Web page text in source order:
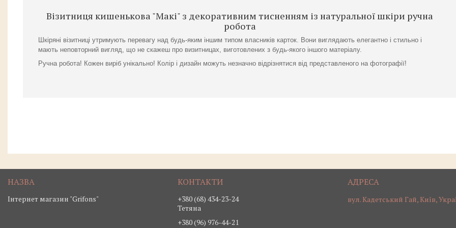
Візитниця кишенькова "Макі" з декоративним тисненням із натуральної шкіри ручна
робота
Шкіряні візитниці утримують перевагу над будь-яким іншим типом власників карток. Вони виглядають елегантно і стильно і
мають неповторний вигляд, що не скажеш про визитницах, виготовлених з будь-якого іншого матеріалу.
Ручна робота! Кожен виріб унікально! Колір і дизайн можуть незначно відрізнятися від представленого на фотографії!
Інтернет магазин "Grifons"
+380 (68) 434-23-24
Тетяна
+380 (96) 976-44-21
вул. Кадетський Гай, Київ,